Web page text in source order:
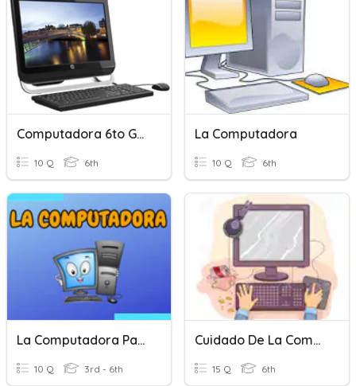
Computadora 6to Grado
10 Q 6th
La Computadora
10 Q 6th
La Computadora Para Niños
10 Q 3rd - 6th
Cuidado De La Computadora
15 Q 6th